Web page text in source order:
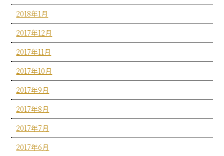
2018年1月
2017年12月
2017年11月
2017年10月
2017年9月
2017年8月
2017年7月
2017年6月